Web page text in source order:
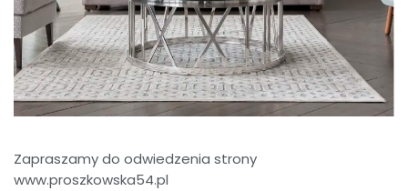
Zapraszamy do odwiedzenia strony
www.proszkowska54.pl